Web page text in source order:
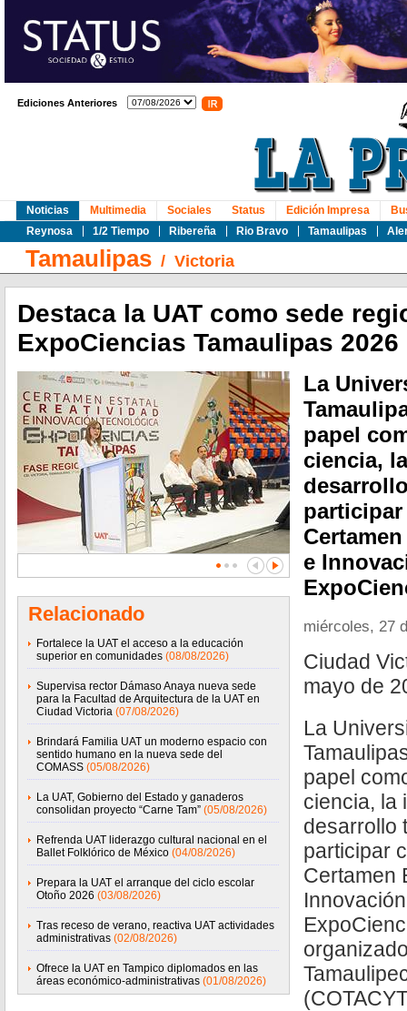
Ediciones Anteriores
Noticias
Reynosa
1/2 Tiempo Ribereña Rio Bravo Tamaulipas
Multimedia Sociales Status Edición Impresa
Tamaulipas / Victoria
Destaca la UAT como sede
ExpoCiencias Tamaulipas 2026
Relacionado
Fortalece la UAT el acceso a la educación
superior en comunidades (08/08/2026)
Supervisa rector Dámaso Anaya nueva sede
para la Facultad de Arquitectura de la UAT en
Ciudad Victoria (07/08/2026)
Brindará Familia UAT un moderno espacio con
sentido humano en la nueva sede del
COMASS (05/08/2026)
La UAT, Gobierno del Estado y ganaderos
consolidan proyecto “Carne Tam” (05/08/2026)
Refrenda UAT liderazgo cultural nacional en el
Ballet Folklórico de México (04/08/2026)
Prepara la UAT el arranque del ciclo escolar
Otoño 2026 (03/08/2026)
Tras receso de verano, reactiva UAT actividades
administrativas (02/08/2026)
Ofrece la UAT en Tampico diplomados en las
áreas económico-administrativas (01/08/2026)
La
papel
ciencia,
e
miércoles, 27
Ciudad
mayo de
La
papel
ciencia, la
desarrollo
participar
Certamen